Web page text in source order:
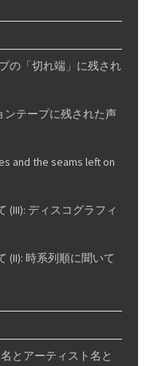
の「切れ端」に残され
ンテープに残された声
and the seams left on
(III): ディスコグラフィ
(II): 時系列順に聞いて
とアーティスト名と